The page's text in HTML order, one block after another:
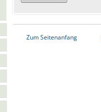
Zum Seitenanfang